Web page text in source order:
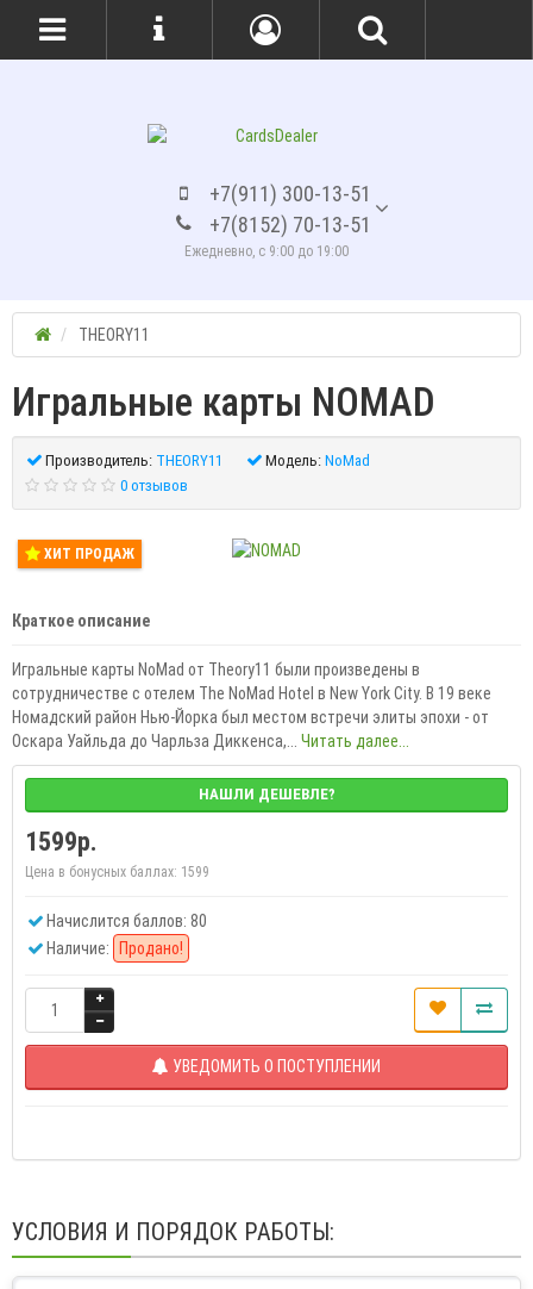
+7(911) 300-13-51
+7(8152) 70-13-51
Ежедневно, с 9:00 до 19:00
THEORY11
Игральные карты NOMAD
Производитель: THEORY11 Модель: NoMad
0 отзывов
ХИТ ПРОДАЖ
Краткое описание
Игральные карты NoMad от Theory11 были произведены в
сотрудничестве с отелем The NoMad Hotel в New York City. В 19 веке
Номадский район Нью-Йорка был местом встречи элиты эпохи - от
Оскара Уайльда до Чарльза Диккенса,... Читать далее...
НАШЛИ ДЕШЕВЛЕ?
1599р.
Цена в бонусных баллах: 1599
Начислится баллов: 80
Наличие: Продано!
УВЕДОМИТЬ О ПОСТУПЛЕНИИ
УСЛОВИЯ И ПОРЯДОК РАБОТЫ: